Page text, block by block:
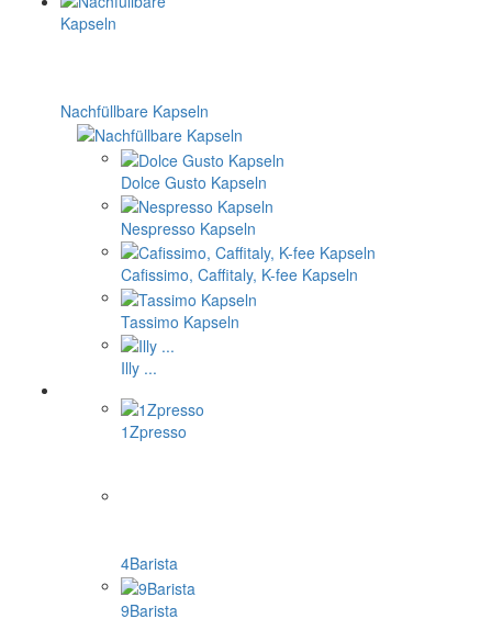
Nachfüllbare Kapseln
Dolce Gusto Kapseln
Nespresso Kapseln
Cafissimo, Caffitaly, K-fee Kapseln
Tassimo Kapseln
Illy ...
1Zpresso
4Barista
9Barista